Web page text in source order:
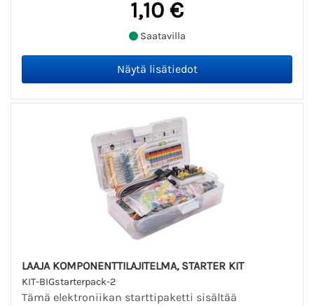
1,10 €
Saatavilla
LAAJA KOMPONENTTILAJITELMA, STARTER KIT
KIT-BIGstarterpack-2
Tämä elektroniikan starttipaketti sisältää